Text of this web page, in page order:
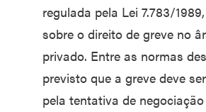
regulada pela Lei 7.783/
sobre o direito de greve no
privado. Entre as normas
previsto que a greve deve
pela tentativa de